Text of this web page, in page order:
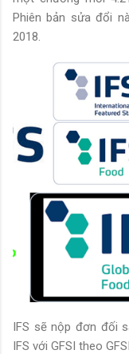
Phiên bản sửa đổi
2018.
IFS sẽ nộp đơn đối
IFS với GFSI theo